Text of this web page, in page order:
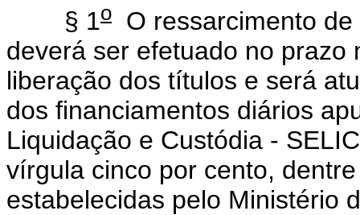
§ 1o O ressarcimento
deverá ser efetuado no
liberação dos títulos e será
dos financiamentos diários
Liquidação e Custódia -
vírgula cinco por cento,
estabelecidas pelo Ministério